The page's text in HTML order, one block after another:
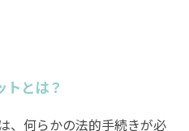
トとは？
、何らかの法的手続きが必